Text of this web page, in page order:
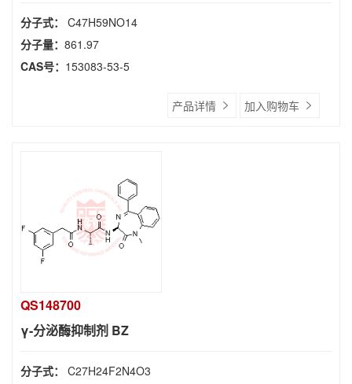
分子式： C47H59NO14
分子量： 861.97
CAS号： 153083-53-5
产品详情 加入购物车
QS148700
γ-分泌酶抑制剂 BZ
分子式： C27H24F2N4O3